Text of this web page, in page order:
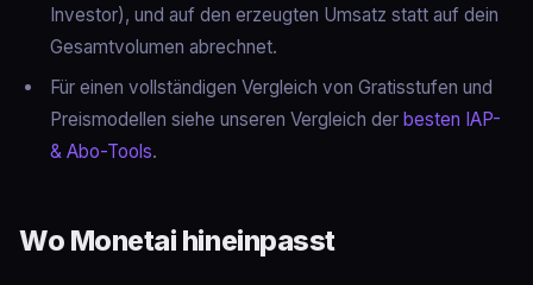
Investor), und auf den erzeugten Umsatz statt auf dein
Gesamtvolumen abrechnet.
Für einen vollständigen Vergleich von Gratisstufen und
Preismodellen siehe unseren Vergleich der besten IAP-
& Abo-Tools.
Wo Monetai hineinpasst